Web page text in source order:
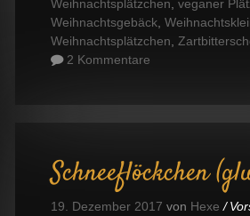
Weihnachtsplätzchen, veganer
Weihnachtsgebäck,
Weihnachtsplätzchen,
2 Kommentare
Schneeflöckchen
19. Dezember 2017 von Hexe